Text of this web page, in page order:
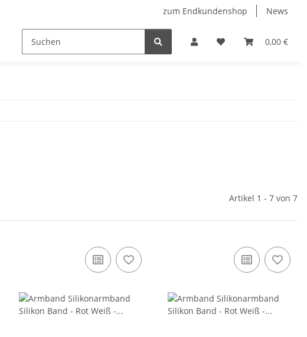
zum Endkundenshop News
0,00 €
Oktoberfest Verkaufstüten FFP2-Masken
Artikel 1 - 7 von 7